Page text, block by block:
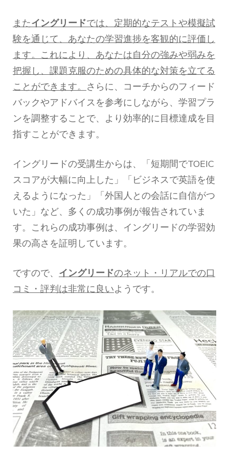
またイングリードでは、定期的なテストや模擬試
験を通じて、あなたの学習進捗を客観的に評価し
ます。これにより、あなたは自分の強みや弱みを
把握し、課題克服のための具体的な対策を立てる
ことができます。 さらに、コーチからのフィード
バックやアドバイスを参考にしながら、学習プラ
ンを調整することで、より効率的に目標達成を目
指すことができます。
イングリードの受講生からは、「短期間でTOEIC
スコアが大幅に向上した」「ビジネスで英語を使
えるようになった」「外国人との会話に自信がつ
いた」など、多くの成功事例が報告されていま
す。これらの成功事例は、イングリードの学習効
果の高さを証明しています。
ですので、 イングリードのネット・リアルでの口
コミ・評判は非常に良いようです。